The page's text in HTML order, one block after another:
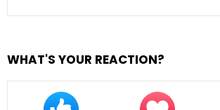
WHAT'S YOUR REACTION?